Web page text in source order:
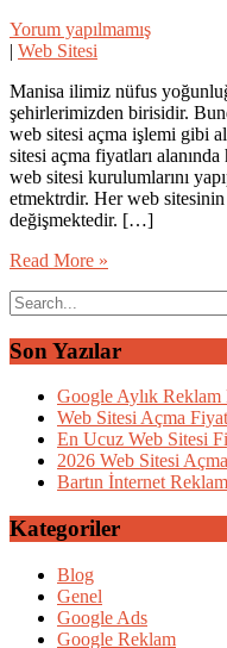
Yorum yapılmamış
| Web Sitesi
Manisa ilimiz nüfus
şehirlerimizden birisidir.
web sitesi açma işlemi gibi
sitesi açma fiyatları
web sitesi kurulumlarını
etmektrdir. Her web
değişmektedir. […]
Read More »
Son Yazılar
Google Aylık Reklam
Web Sitesi Açma
En Ucuz Web Sitesi
2026 Web Sitesi
Bartın İnternet
Kategoriler
Blog
Genel
Google Ads
Google Reklam